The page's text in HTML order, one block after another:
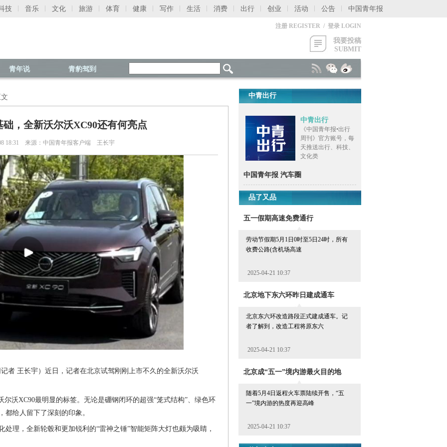
技 音乐 文化 旅游 体育 健康 写作 生活 消费 出行 创业 活动 公告 中国青年报
注册 REGISTER / 登录 LOGIN
我要投稿
SUBMIT
青年说 青豹驾到
，全新沃尔沃XC90还有何亮点
18:31 来源：中国青年报客户端 王长宇
者 王长宇）近日，记者在北京试驾刚刚上市不久的全新沃尔沃
尔沃XC90最明显的标签。无论是硼钢闭环的超强“笼式结构”、绿色环
都给人留下了深刻的印象。
理，全新轮毂和更加锐利的“雷神之锤”智能矩阵大灯也颇为吸睛，
中青出行
中青出行
《中国青年报•出行
周刊》官方账号，每
天推送出行、科技、
文化类
中国青年报 汽车圈
品了又品
五一假期高速免费通行
劳动节假期5月1日0时至5日24时，所有
收费公路(含机场高速
2025-04-21 10:37
北京地下东六环昨日建成通车
北京东六环改造路段正式建成通车。记
者了解到，改造工程将原东六
2025-04-21 10:37
北京成“五一”境内游最火目的地
随着5月4日返程火车票陆续开售，“五
一”境内游的热度再迎高峰
2025-04-21 10:37